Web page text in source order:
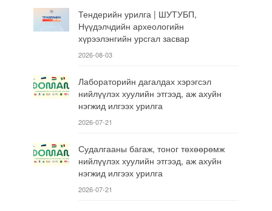
Тендерийн урилга | ШУТУБП,
Нүүдэлчдийн археологийн
хүрээлэнгийн урсгал засвар
2026-08-03
Лабораторийн дагалдах хэрэгсэл
нийлүүлэх хуулийн этгээд, аж ахуйн
нэгжид илгээх урилга
2026-07-21
Судалгааны багаж, тоног төхөөрөмж
нийлүүлэх хуулийн этгээд, аж ахуйн
нэгжид илгээх урилга
2026-07-21